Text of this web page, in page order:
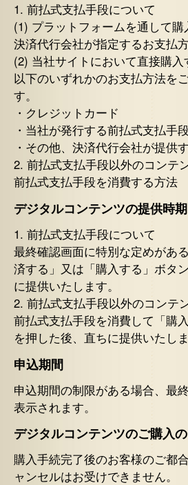
1. 前払式支払手段について
(1) プラットフォームを通して購
決済代行会社が指定するお支払
(2) 当社サイトにおいて直接購入
以下のいずれかのお支払方法を
す。
・クレジットカード
・当社が発行する前払式支払手
・その他、決済代行会社が提供
2. 前払式支払手段以外のコンテ
前払式支払手段を消費する方法
デジタルコンテンツの提供時期
1. 前払式支払手段について
最終確認画面に特別な定めがあ
済する」又は「購入する」ボタ
に提供いたします。
2. 前払式支払手段以外のコンテ
前払式支払手段を消費して「購
を押した後、直ちに提供いたしま
申込期間
申込期間の制限がある場合、最
表示されます。
デジタルコンテンツのご購入
購入手続完了後のお客様のご都
ャンセルはお受けできません。